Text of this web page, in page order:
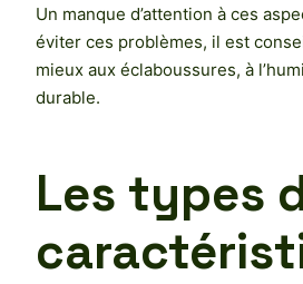
Un manque d’attention à ces
éviter ces problèmes, il est
mieux aux éclaboussures, à
durable.
Les types